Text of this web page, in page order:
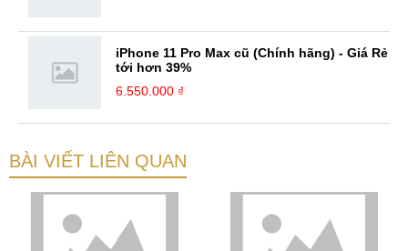
iPhone 11 Pro Max cũ (Chính hãng) - Giá Rẻ
tới hơn 39%
6.550.000 ₫
BÀI VIẾT LIÊN QUAN